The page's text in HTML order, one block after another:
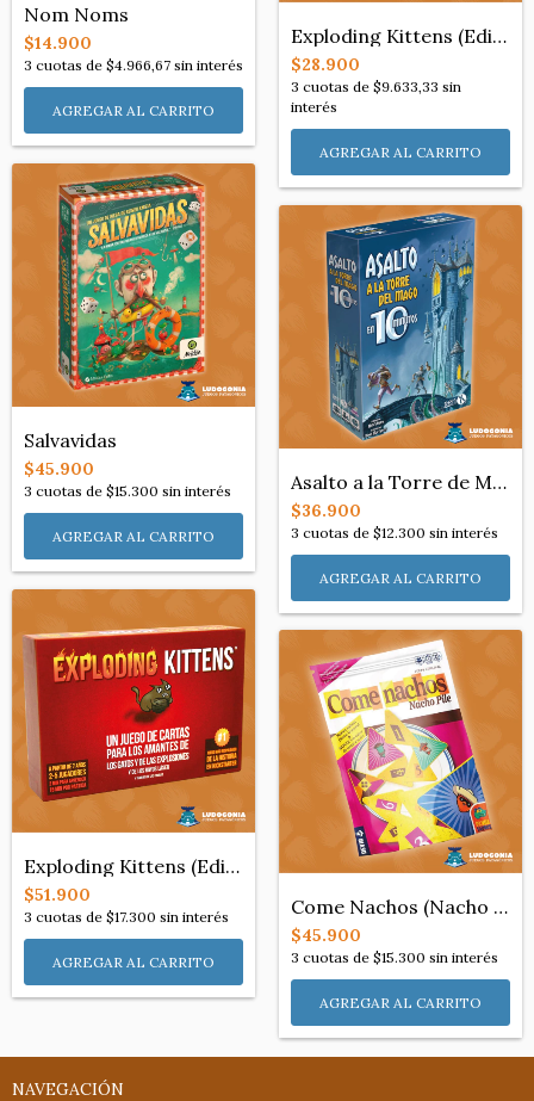
Nom Noms
$14.900
3 cuotas de $4.966,67 sin interés
Exploding Kittens (Edición Grab & Game)
$28.900
3 cuotas de $9.633,33 sin
interés
Salvavidas
$45.900
3 cuotas de $15.300 sin interés Asalto a la Torre de Mago en 10 Minutos
$36.900
3 cuotas de $12.300 sin interés
Exploding Kittens (Edición Deluxe)
$51.900
3 cuotas de $17.300 sin interés Come Nachos (Nacho Pile)
$45.900
3 cuotas de $15.300 sin interés
NAVEGACIÓN